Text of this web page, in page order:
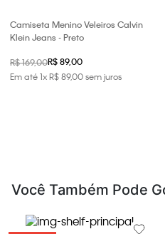
Camiseta Menino Veleiros Calvin
Klein Jeans - Preto
R$ 169,00R$ 89,00
Em até1xR$89,00sem juros
Você Também Pode